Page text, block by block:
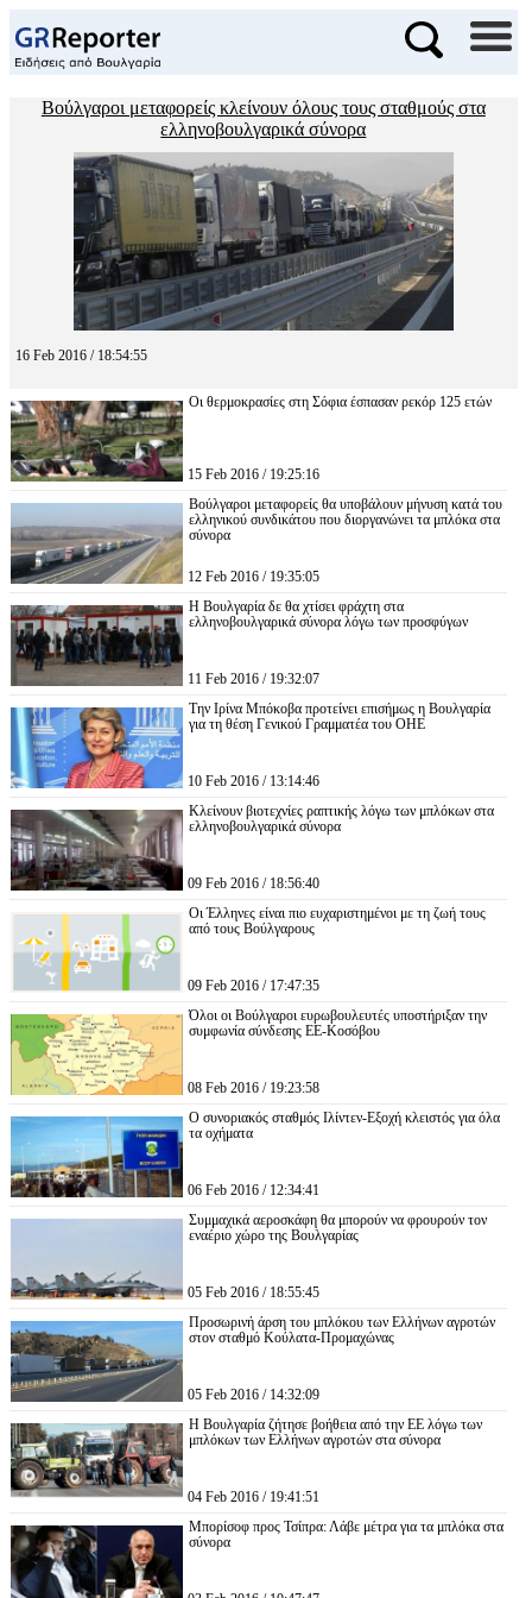
Βούλγαροι μεταφορείς κλείνουν όλους τους σταθμούς στα
ελληνοβουλγαρικά σύνορα
16 Feb 2016 / 18:54:55
Οι θερμοκρασίες στη Σόφια έσπασαν ρεκόρ 125 ετών
15 Feb 2016 / 19:25:16
Βούλγαροι μεταφορείς θα υποβάλουν μήνυση κατά του
ελληνικού συνδικάτου που διοργανώνει τα μπλόκα στα
σύνορα
12 Feb 2016 / 19:35:05
Η Βουλγαρία δε θα χτίσει φράχτη στα
ελληνοβουλγαρικά σύνορα λόγω των προσφύγων
11 Feb 2016 / 19:32:07
Την Ιρίνα Μπόκοβα προτείνει επισήμως η Βουλγαρία
για τη θέση Γενικού Γραμματέα του ΟΗΕ
10 Feb 2016 / 13:14:46
Κλείνουν βιοτεχνίες ραπτικής λόγω των μπλόκων στα
ελληνοβουλγαρικά σύνορα
09 Feb 2016 / 18:56:40
Οι Έλληνες είναι πιο ευχαριστημένοι με τη ζωή τους
από τους Βούλγαρους
09 Feb 2016 / 17:47:35
Όλοι οι Βούλγαροι ευρωβουλευτές υποστήριξαν την
συμφωνία σύνδεσης ΕΕ-Κοσόβου
08 Feb 2016 / 19:23:58
Ο συνοριακός σταθμός Ιλίντεν-Εξοχή κλειστός για όλα
τα οχήματα
06 Feb 2016 / 12:34:41
Συμμαχικά αεροσκάφη θα μπορούν να φρουρούν τον
εναέριο χώρο της Βουλγαρίας
05 Feb 2016 / 18:55:45
Προσωρινή άρση του μπλόκου των Ελλήνων αγροτών
στον σταθμό Κούλατα-Προμαχώνας
05 Feb 2016 / 14:32:09
Η Βουλγαρία ζήτησε βοήθεια από την ΕΕ λόγω των
μπλόκων των Ελλήνων αγροτών στα σύνορα
04 Feb 2016 / 19:41:51
Μπορίσοφ προς Τσίπρα: Λάβε μέτρα για τα μπλόκα στα
σύνορα